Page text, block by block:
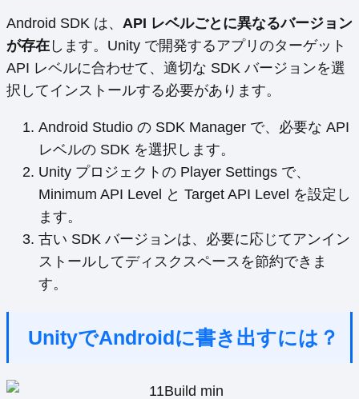
Android SDK は、 API レベルごとに異なるバージョン
が存在 します。Unity で開発するアプリのターゲット
API レベルに合わせて、適切な SDK バージョンを選
択してインストールする必要があります。
Android Studio の SDK Manager で、必要な API
レベルの SDK を選択します。
Unity プロジェクトの Player Settings で、
Minimum API Level と Target API Level を設定し
ます。
古い SDK バージョンは、必要に応じてアンイン
ストールしてディスクスペースを節約できま
す。
UnityでAndroidに書き出すには？